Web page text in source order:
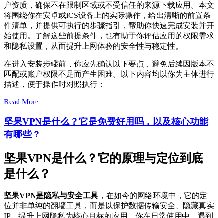
户资质，确保不在限制区域或不受信任的来源下载应用。本文
将围绕你在安卓或iOS设备上的实际操作，给出清晰的前置条
件清单，并提供可执行的步骤指引，帮助你快速完成安装并开
始使用。了解这些前提条件，也有助于你评估应用的权限需求
和隐私设置，从而提升上网体验的安全性与稳定性。
在进入安装步骤前，你应先确认以下要点，避免后续因版本不
匹配或账户权限不足而产生困难。以下内容均以你为主体进行
描述，便于操作时对照执行：
Read More
坚果VPN是什么？它是免费好用吗，以及核心功能
有哪些？
坚果VPN是什么？它的原理与定位到底
是什么？
坚果VPN是隐私与安全工具 ，在如今的网络环境中，它的定
位并非单纯的翻墙工具，而是以保护数据传输安全、隐藏真实
IP、提升上网隐私为核心目标的应用。你在日常使用中，遇到